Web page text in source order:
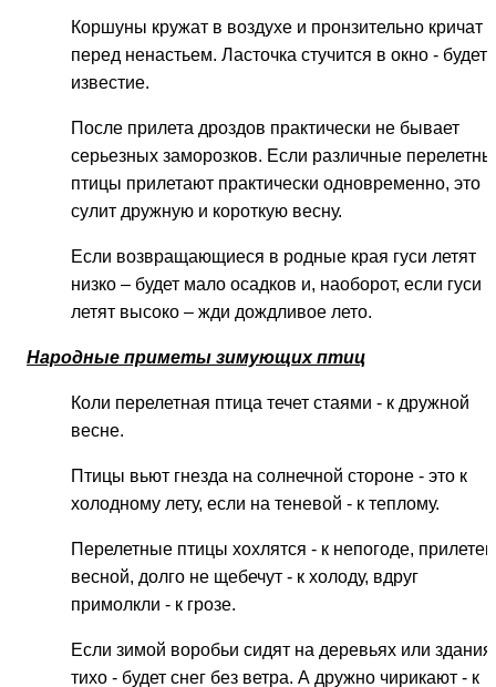
Коршуны кружат в воздухе и пронзительно кричат -
перед ненастьем. Ласточка стучится в окно - будет
известие.
После прилета дроздов практически не бывает
серьезных заморозков. Если различные
птицы прилетают практически одновременно, это
сулит дружную и короткую весну.
Если возвращающиеся в родные края гуси летят
низко – будет мало осадков и, наоборот, если гуси
летят высоко – жди дождливое лето.
Народные приметы зимующих птиц
Коли перелетная птица течет стаями - к дружной
весне.
Птицы вьют гнезда на солнечной стороне - это к
холодному лету, если на теневой - к теплому.
Перелетные птицы хохлятся - к непогоде, прилетев
весной, долго не щебечут - к холоду, вдруг
примолкли - к грозе.
Если зимой воробьи сидят на деревьях или
тихо - будет снег без ветра. А дружно чирикают - к